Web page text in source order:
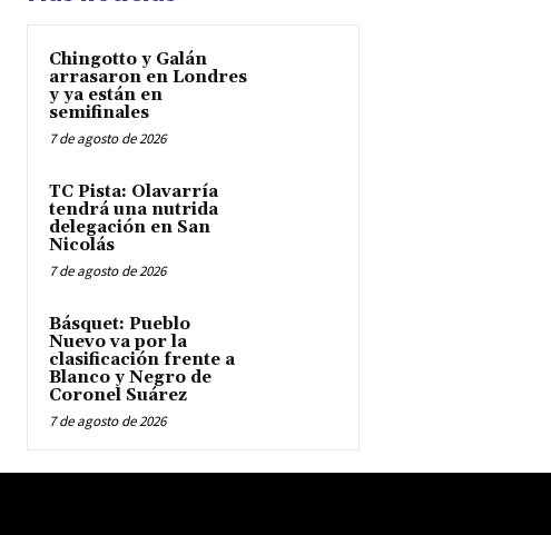
Chingotto y Galán
arrasaron en Londres
y ya están en
semifinales
7 de agosto de 2026
TC Pista: Olavarría
tendrá una nutrida
delegación en San
Nicolás
7 de agosto de 2026
Básquet: Pueblo
Nuevo va por la
clasificación frente a
Blanco y Negro de
Coronel Suárez
7 de agosto de 2026